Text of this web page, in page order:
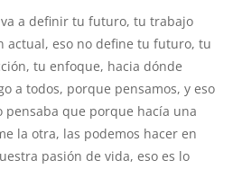
a definir tu futuro, tu trabajo
actual, eso no define tu futuro, tu
tu enfoque, hacia dónde
a todos, porque pensamos, y eso
pensaba que porque hacía una
la otra, las podemos hacer en
pasión de vida, eso es lo